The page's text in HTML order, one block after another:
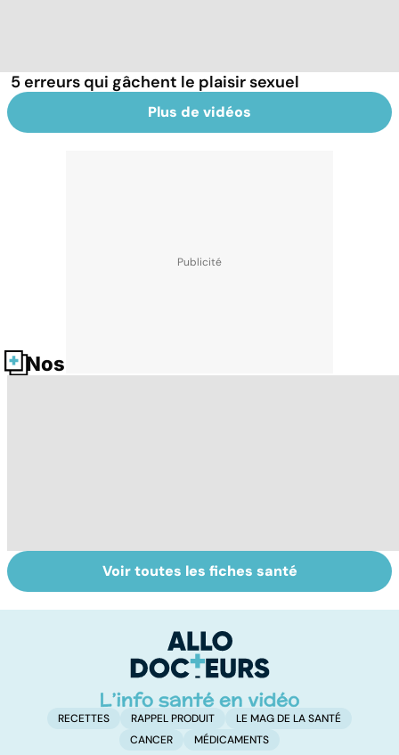
5 erreurs qui gâchent le plaisir sexuel
Plus de vidéos
Nos fiches santé
Sexualité,
infertilité et
Le sperme : son
odeur, sa couleur,
Voir toutes les fiches santé
RECETTES RAPPEL PRODUIT
LE MAG DE LA SANTÉ
CANCER
MÉDICAMENTS